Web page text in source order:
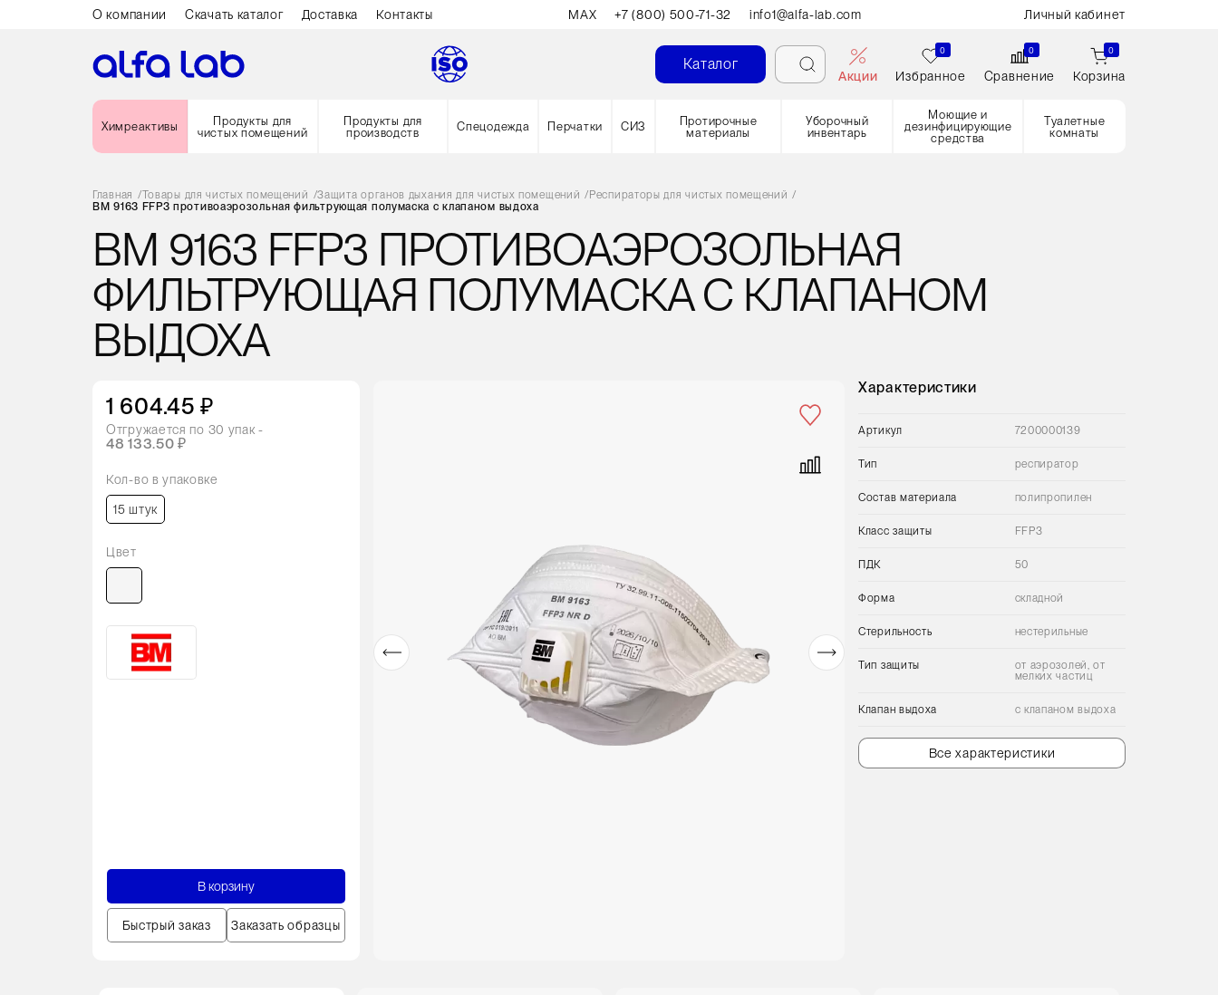
О компании Скачать каталог Доставка Контакты MAX +7 (800) 500-71-32 info1@alfa-lab.com Личный кабинет
Каталог
Акции
0
Избранное
0
Сравнение
0
Корзина
Химреактивы
Продукты для
чистых помещений
Продукты для
производств
Спецодежда Перчатки СИЗ
Протирочные
материалы
Уборочный
инвентарь
Моющие и
дезинфицирующие
средства
Туалетные
комнаты
Главная /Товары для чистых помещений /Защита органов дыхания для чистых помещений / Респираторы для чистых помещений /
ВМ 9163 FFP3 противоаэрозольная фильтрующая полумаска с клапаном выдоха
ВМ 9163 FFP3 ПРОТИВОАЭРОЗОЛЬНАЯ
ФИЛЬТРУЮЩАЯ ПОЛУМАСКА С КЛАПАНОМ
ВЫДОХА
1 604.45 ₽
Отгружается по 30 упак -
48 133.50 ₽
Кол-во в упаковке
15 штук
Цвет
В корзину
Быстрый заказ Заказать образцы
Характеристики
Артикул 7200000139
Тип респиратор
Состав материала полипропилен
Класс защиты FFP3
ПДК 50
Форма складной
Стерильность нестерильные
Тип защиты
от аэрозолей, от
мелких частиц
Клапан выдоха с клапаном выдоха
Все характеристики